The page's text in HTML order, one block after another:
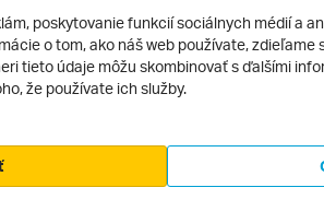
poskytovanie funkcií sociálnych médií a
o tom, ako náš web používate, zdieľame
tieto údaje môžu skombinovať s ďalšími
že používate ich služby.